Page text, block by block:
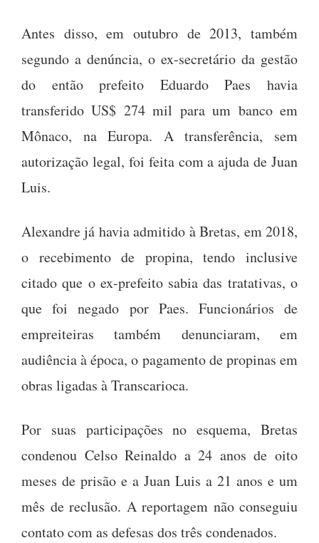
Antes disso, em outubro de 2013, também
segundo a denúncia, o ex-secretário da gestão
do então prefeito Eduardo Paes havia
transferido US$ 274 mil para um banco em
Mônaco, na Europa. A transferência, sem
autorização legal, foi feita com a ajuda de Juan
Luis.
Alexandre já havia admitido à Bretas, em 2018,
o recebimento de propina, tendo inclusive
citado que o ex-prefeito sabia das tratativas, o
que foi negado por Paes. Funcionários de
empreiteiras também denunciaram, em
audiência à época, o pagamento de propinas em
obras ligadas à Transcarioca.
Por suas participações no esquema, Bretas
condenou Celso Reinaldo a 24 anos de oito
meses de prisão e a Juan Luis a 21 anos e um
mês de reclusão. A reportagem não conseguiu
contato com as defesas dos três condenados.